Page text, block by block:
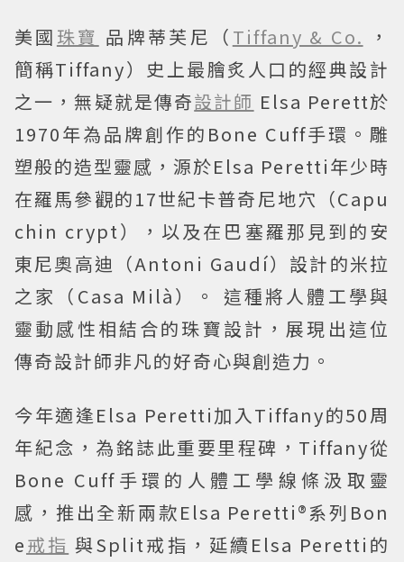
美國 珠寶 品牌蒂芙尼（ Tiffany & Co.
，
簡稱Tiffany）史上最膾炙人口的經典設計
之一，無疑就是傳奇設計師 Elsa Perett於
1970年為品牌創作的Bone Cuff手環。雕
塑般的造型靈感，源於Elsa Peretti年少時
在羅馬參觀的17世紀卡普奇尼地穴（Capu
chin crypt），以及在巴塞羅那見到的安
東尼奧高迪（Antoni Gaudí）設計的米拉
之家（Casa Milà）。 這種將人體工學與
靈動感性相結合的珠寶設計，展現出這位
傳奇設計師非凡的好奇心與創造力。
今年適逢Elsa Peretti加入Tiffany的50周
年紀念，為銘誌此重要里程碑，Tiffany從
Bone Cuff手環的人體工學線條汲取靈
感，推出全新兩款Elsa Peretti®系列Bon
e戒指 與Split戒指，延續Elsa Peretti的